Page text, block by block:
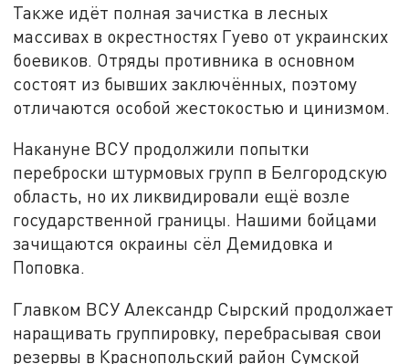
Также идёт полная зачистка в лесных
массивах в окрестностях Гуево от украинских
боевиков. Отряды противника в основном
состоят из бывших заключённых, поэтому
отличаются особой жестокостью и цинизмом.
Накануне ВСУ продолжили попытки
переброски штурмовых групп в Белгородскую
область, но их ликвидировали ещё возле
государственной границы. Нашими бойцами
зачищаются окраины сёл Демидовка и
Поповка.
Главком ВСУ Александр Сырский продолжает
наращивать группировку, перебрасывая свои
резервы в Краснопольский район Сумской